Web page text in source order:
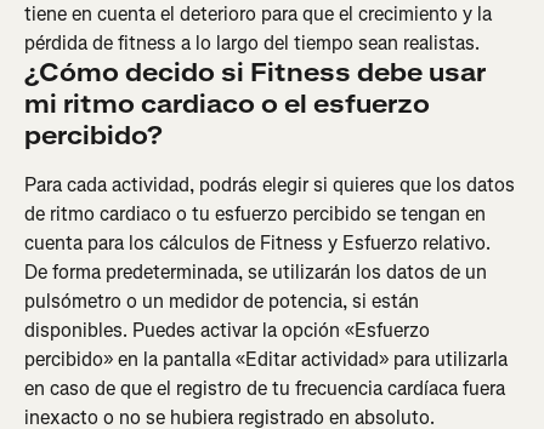
tiene en cuenta el deterioro para que el crecimiento y la
pérdida de fitness a lo largo del tiempo sean realistas.
¿Cómo decido si Fitness debe usar
mi ritmo cardiaco o el esfuerzo
percibido?
Para cada actividad, podrás elegir si quieres que los datos
de ritmo cardiaco o tu esfuerzo percibido se tengan en
cuenta para los cálculos de Fitness y Esfuerzo relativo.
De forma predeterminada, se utilizarán los datos de un
pulsómetro o un medidor de potencia, si están
disponibles. Puedes activar la opción «Esfuerzo
percibido» en la pantalla «Editar actividad» para utilizarla
en caso de que el registro de tu frecuencia cardíaca fuera
inexacto o no se hubiera registrado en absoluto.